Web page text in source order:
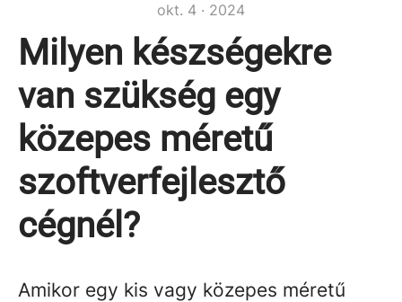
okt. 4 · 2024
Milyen készségekre
van szükség egy
közepes méretű
szoftverfejlesztő
cégnél?
Amikor egy kis vagy közepes méretű